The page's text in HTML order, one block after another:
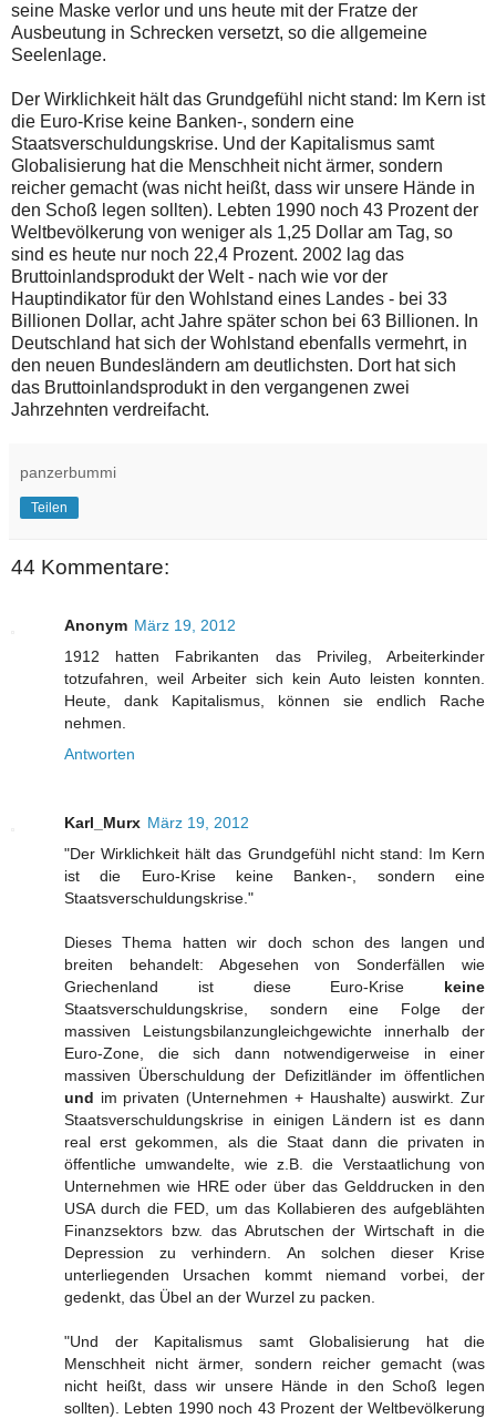
seine Maske verlor und uns heute mit der Fratze der
Ausbeutung in Schrecken versetzt, so die allgemeine
Seelenlage.
Der Wirklichkeit hält das Grundgefühl nicht stand: Im Kern ist
die Euro-Krise keine Banken-, sondern eine
Staatsverschuldungskrise. Und der Kapitalismus samt
Globalisierung hat die Menschheit nicht ärmer, sondern
reicher gemacht (was nicht heißt, dass wir unsere Hände in
den Schoß legen sollten). Lebten 1990 noch 43 Prozent der
Weltbevölkerung von weniger als 1,25 Dollar am Tag, so
sind es heute nur noch 22,4 Prozent. 2002 lag das
Bruttoinlandsprodukt der Welt - nach wie vor der
Hauptindikator für den Wohlstand eines Landes - bei 33
Billionen Dollar, acht Jahre später schon bei 63 Billionen. In
Deutschland hat sich der Wohlstand ebenfalls vermehrt, in
den neuen Bundesländern am deutlichsten. Dort hat sich
das Bruttoinlandsprodukt in den vergangenen zwei
Jahrzehnten verdreifacht.
panzerbummi
Teilen
44 Kommentare:
Anonym März 19, 2012
1912 hatten Fabrikanten das Privileg, Arbeiterkinder
totzufahren, weil Arbeiter sich kein Auto leisten konnten.
Heute, dank Kapitalismus, können sie endlich Rache
nehmen.
Antworten
Karl_Murx März 19, 2012
"Der Wirklichkeit hält das Grundgefühl nicht stand: Im Kern
ist die Euro-Krise keine Banken-, sondern eine
Staatsverschuldungskrise."
Dieses Thema hatten wir doch schon des langen und
breiten behandelt: Abgesehen von Sonderfällen wie
Griechenland ist diese Euro-Krise keine
Staatsverschuldungskrise, sondern eine Folge der
massiven Leistungsbilanzungleichgewichte innerhalb der
Euro-Zone, die sich dann notwendigerweise in einer
massiven Überschuldung der Defizitländer im öffentlichen
und im privaten (Unternehmen + Haushalte) auswirkt. Zur
Staatsverschuldungskrise in einigen Ländern ist es dann
real erst gekommen, als die Staat dann die privaten in
öffentliche umwandelte, wie z.B. die Verstaatlichung von
Unternehmen wie HRE oder über das Gelddrucken in den
USA durch die FED, um das Kollabieren des aufgeblähten
Finanzsektors bzw. das Abrutschen der Wirtschaft in die
Depression zu verhindern. An solchen dieser Krise
unterliegenden Ursachen kommt niemand vorbei, der
gedenkt, das Übel an der Wurzel zu packen.
"Und der Kapitalismus samt Globalisierung hat die
Menschheit nicht ärmer, sondern reicher gemacht (was
nicht heißt, dass wir unsere Hände in den Schoß legen
sollten). Lebten 1990 noch 43 Prozent der Weltbevölkerung